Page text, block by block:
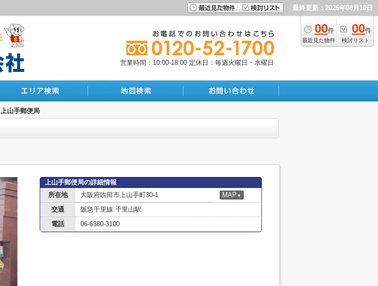
最終更新：2026年08月10日
00件
最近見た物件
00件
検討リスト
営業時間：10:00-18:00 定休日：毎週火曜日・水曜日
上山手郵便局
上山手郵便局の詳細情報
所在地
大阪府吹田市上山手町30-1 MAP ▼
交通
阪急千里線 千里山駅
電話
06-6380-3100